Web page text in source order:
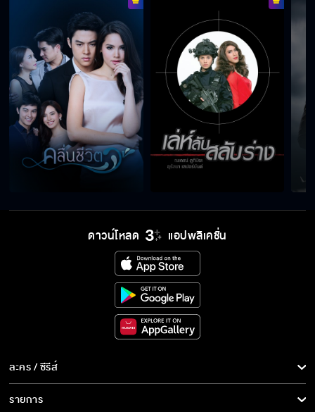
ดาวน์โหลด แอปพลิเคชั่น
ละคร / ซีรีส์
ละคร/ซีรีส์
รายการ